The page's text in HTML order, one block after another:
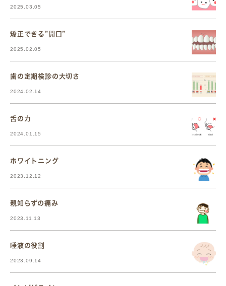
2025.03.05
矯正できる”開口”
2025.02.05
歯の定期検診の大切さ
2024.02.14
舌の力
2024.01.15
ホワイトニング
2023.12.12
親知らずの痛み
2023.11.13
唾液の役割
2023.09.14